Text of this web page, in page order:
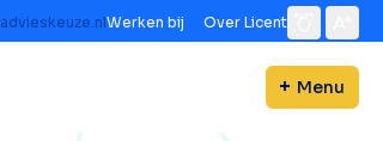
advieskeuze.nlWerken bij Over Licent
Menu